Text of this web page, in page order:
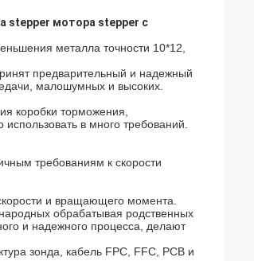
stepper мотора stepper с
металла точности 10*12,
предварительный и надежный
малошумных и высоких.
коробки торможения,
в много требований.
требованиям к скорости
и вращающего момента.
обрабатывая родственных
и надежного процесса, делают
зонда, кабель FPC, FFC, PCB и